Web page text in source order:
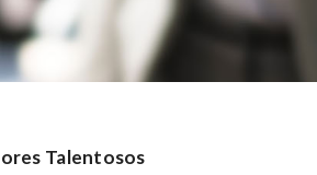
Talentosos